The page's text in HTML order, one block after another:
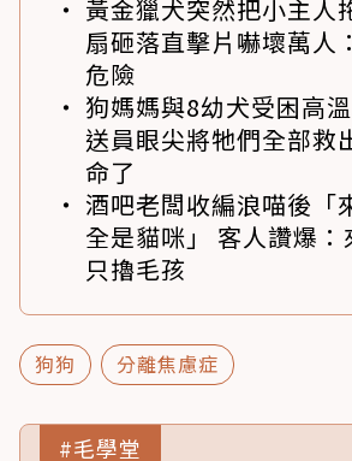
黃金獵犬突然把小主人
扇砸落直擊片嚇壞萬人
危險
狗媽媽與8幼犬受困高
送員眼尖將牠們全部救
命了
酒吧老闆收編浪喵後「
全是貓咪」 客人讚爆
只擼毛孩
狗狗 分離焦慮症
#毛學堂